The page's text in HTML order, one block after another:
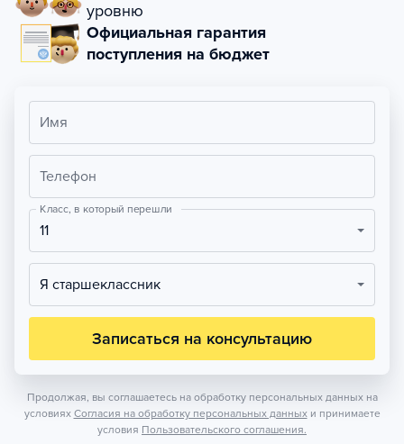
уровню
Официальная гарантия
поступления на бюджет
Имя
Телефон
Класс, в который перешли
11
Я старшеклассник
Записаться на консультацию
Продолжая, вы соглашаетесь на обработку персональных данных на
условиях Согласия на обработку персональных данных и принимаете
условия Пользовательского соглашения.